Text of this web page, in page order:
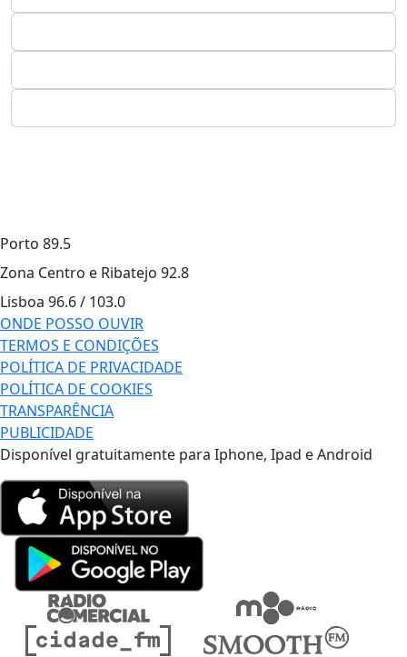
Porto 89.5
Zona Centro e Ribatejo 92.8
Lisboa 96.6 / 103.0
ONDE POSSO OUVIR
TERMOS E CONDIÇÕES
POLÍTICA DE PRIVACIDADE
POLÍTICA DE COOKIES
TRANSPARÊNCIA
PUBLICIDADE
Disponível gratuitamente para Iphone, Ipad e Android